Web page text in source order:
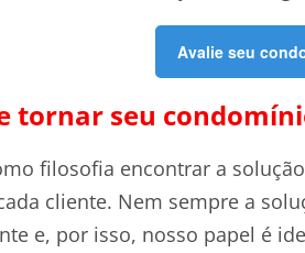
Avalie seu
tornar seu
filosofia encontrar a
cliente. Nem sempre a
e, por isso, nosso papel é